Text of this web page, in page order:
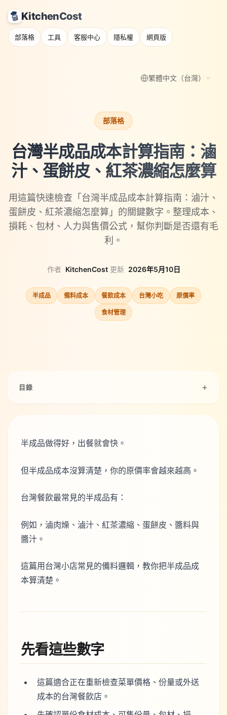
KitchenCost
部落格 工具 客服中心 隱私權 網頁版
繁體中文（台灣）
部落格
台灣半成品成本計算指南：滷
汁、蛋餅皮、紅茶濃縮怎麼算
用這篇快速檢查「台灣半成品成本計算指南：滷汁、
蛋餅皮、紅茶濃縮怎麼算」的關鍵數字。整理成本、
損耗、包材、人力與售價公式，幫你判斷是否還有毛
利。
作者 KitchenCost· 更新 2026年5月10日
半成品 備料成本 餐飲成本 台灣小吃 原價率
食材管理
目錄
半成品做得好，出餐就會快。
但半成品成本沒算清楚，你的原價率會越來越高。
台灣餐飲最常見的半成品有：
例如，滷肉燥、滷汁、紅茶濃縮、蛋餅皮、醬料與
醬汁。
這篇用台灣小店常見的備料邏輯，教你把半成品成
本算清楚。
先看這些數字
這篇適合正在重新檢查菜單價格、份量或外送
成本的台灣餐飲店。